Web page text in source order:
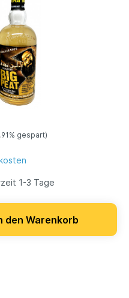
gespart)
1-3 Tage
den Warenkorb